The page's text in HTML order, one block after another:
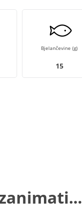
Bjelančevine (g)
15